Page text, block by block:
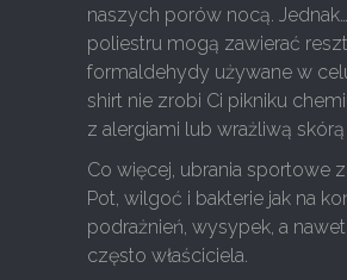
naszych porów nocą.
poliestru mogą zawierać
formaldehydy używane w
shirt nie zrobi Ci pikniku
z alergiami lub wrażliwą
Co więcej, ubrania sportowe
Pot, wilgoć i bakterie jak na
podrażnień, wysypek, a
często właściciela.